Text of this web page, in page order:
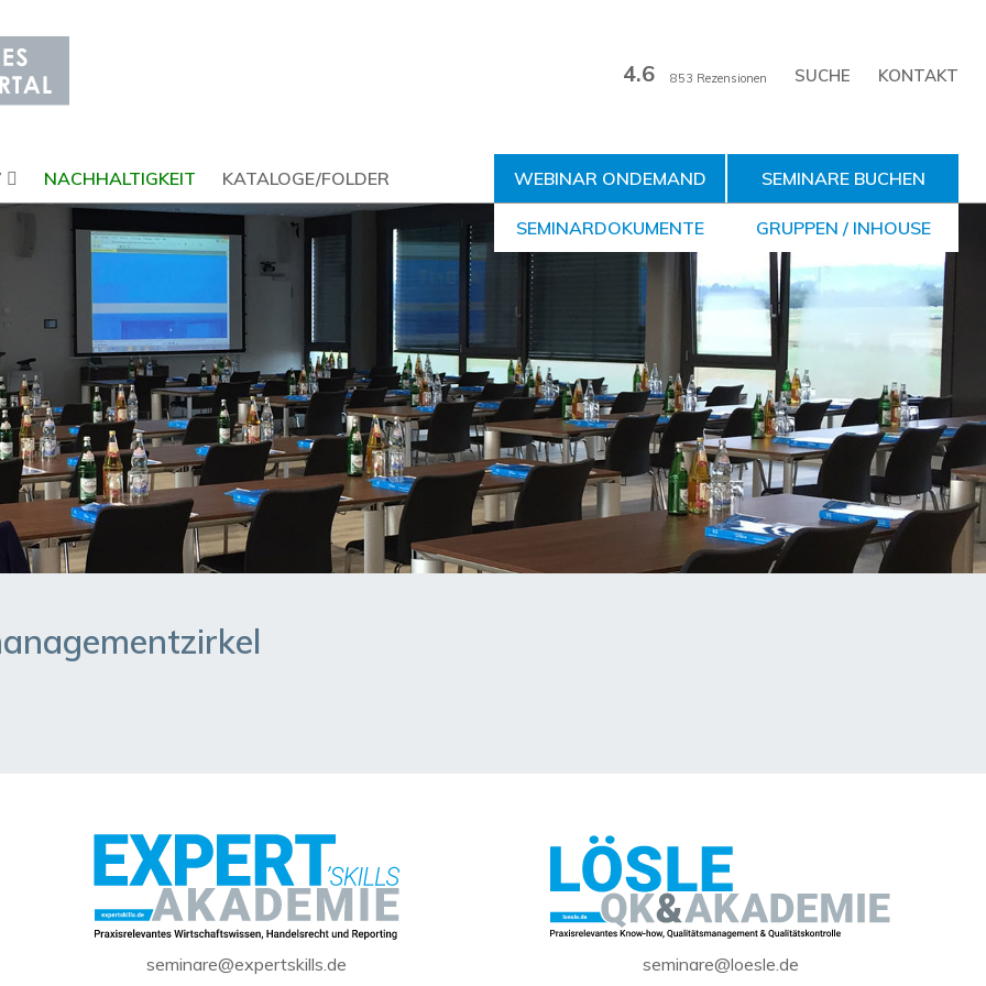
KONTAKT
4.6 853 Rezensionen
NACHHALTIGKEIT KATALOGE/FOLDER WEBINAR ONDEMAND
SEMINARDOKUMENTE
SEMINARE BUCHEN
GRUPPEN / INHOUSE
seminare@expertskills.de seminare@loesle.de